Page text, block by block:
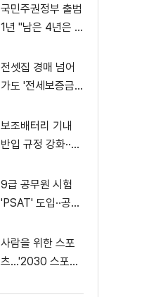
국민주권정부 출범
1년 "남은 4년은 8
전셋집 경매 넘어
가도 '전세보증금'
보조배터리 기내
반입 규정 강화··
9급 공무원 시험
'PSAT' 도입··공정
사람을 위한 스포
츠…'2030 스포츠